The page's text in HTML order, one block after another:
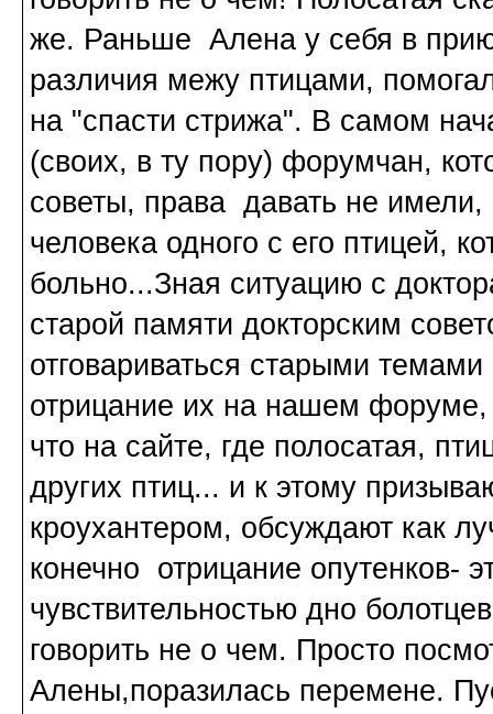
же. Раньше Алена у себя в
различия межу птицами,
на "спасти стрижа". В самом
(своих, в ту пору) форумчан,
советы, права давать не
человека одного с его птицей,
больно...Зная ситуацию с
старой памяти докторским
отговариваться старыми
отрицание их на нашем
что на сайте, где полосатая,
других птиц... и к этому
кроухантером, обсуждают как
конечно отрицание опутенков-
чувствительностью дно
говорить не о чем. Просто
Алены,поразилась перемене.